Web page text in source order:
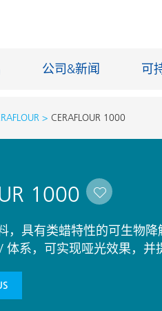
公司&新闻 可
玻纤浸渍
地坪涂料
CERAFLOUR 1000
1000
，具有类蜡特性的可生物
体系，可实现哑光效果，并